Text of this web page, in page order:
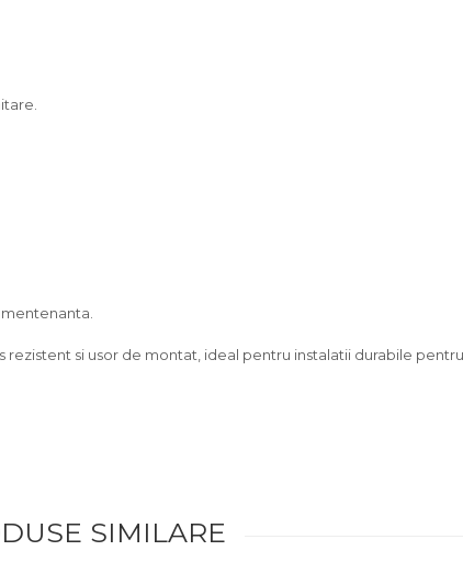
rezistent si usor de montat, ideal pentru instalatii durabile
SIMILARE